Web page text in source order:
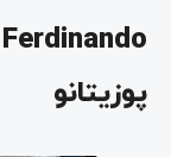
پوزیتانو